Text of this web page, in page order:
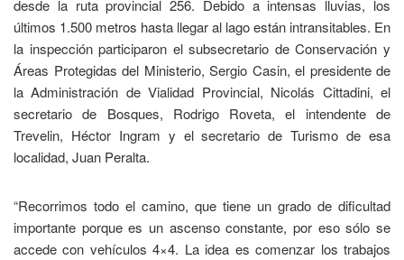
desde la ruta provincial 256. Debido a intensas lluvias, los
últimos 1.500 metros hasta llegar al lago están intransitables. En
la inspección participaron el subsecretario de Conservación y
Áreas Protegidas del Ministerio, Sergio Casin, el presidente de
la Administración de Vialidad Provincial, Nicolás Cittadini, el
secretario de Bosques, Rodrigo Roveta, el intendente de
Trevelin, Héctor Ingram y el secretario de Turismo de esa
localidad, Juan Peralta.
“Recorrimos todo el camino, que tiene un grado de dificultad
importante porque es un ascenso constante, por eso sólo se
accede con vehículos 4×4. La idea es comenzar los trabajos